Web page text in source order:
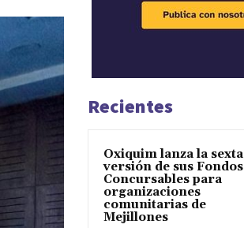
Recientes
Oxiquim lanza la sexta
versión de sus Fondos
Concursables para
organizaciones
comunitarias de
Mejillones